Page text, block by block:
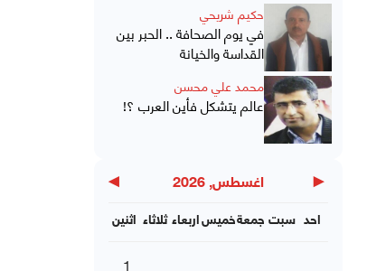
حكيم شريحي
في يوم الصحافة .. الحبر بين
القداسة والخيانة
محمد علي محسن
عالم يتشكل فأين العرب ؟!
◀ اغسطس, 2026 ▶
اثنين ثلاثاء اربعاءخميسجمعة سبت احد
1